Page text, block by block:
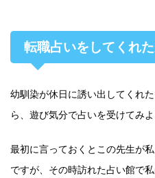
転職占いをしてくれ
幼馴染が休日に誘い出してくれ
ら、遊び気分で占いを受けてみ
最初に言っておくとこの先生が
ですが、その時訪れた占い館で